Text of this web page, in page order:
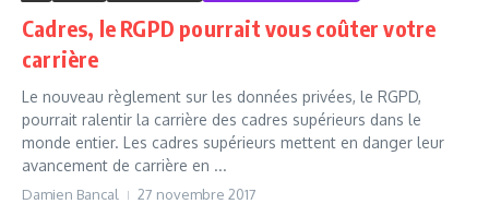
Cadres, le RGPD pourrait vous coûter votre
carrière
Le nouveau règlement sur les données privées, le RGPD,
pourrait ralentir la carrière des cadres supérieurs dans le
monde entier. Les cadres supérieurs mettent en danger leur
avancement de carrière en ...
Damien Bancal 27 novembre 2017